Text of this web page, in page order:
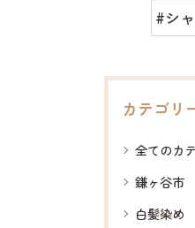
#シ
カテゴリ
全てのカ
鎌ヶ谷市
白髪染め